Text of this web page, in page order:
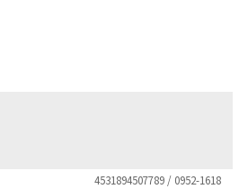
4531894507789 / 0952-1618